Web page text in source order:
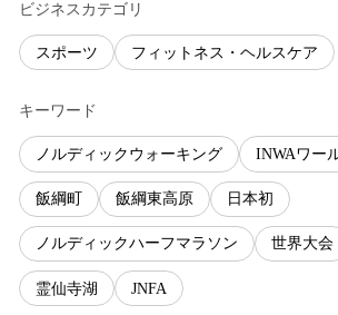
ビジネスカテゴリ
スポーツ フィットネス・ヘルスケア
キーワード
ノルディックウォーキング INWAワー
飯綱町 飯綱東高原 日本初
ノルディックハーフマラソン 世界大会
霊仙寺湖 JNFA